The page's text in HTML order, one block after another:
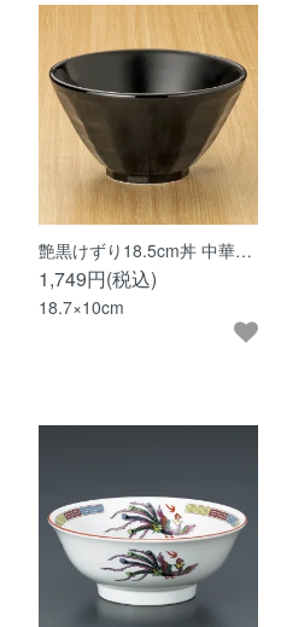
艶黒けずり18.5cm丼 中華…
1,749円(税込)
18.7×10cm